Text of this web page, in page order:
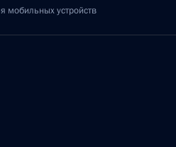
мобильных устройств